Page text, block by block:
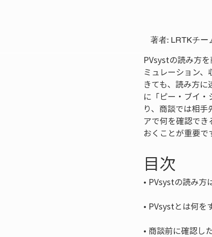
著者: LRTKチー
PVsystの読み方
ミュレーション
きても、読み方
に「ピー・ブイ
り、商談では相
アで何を確認で
おくことが重要で
目次
•
•
•